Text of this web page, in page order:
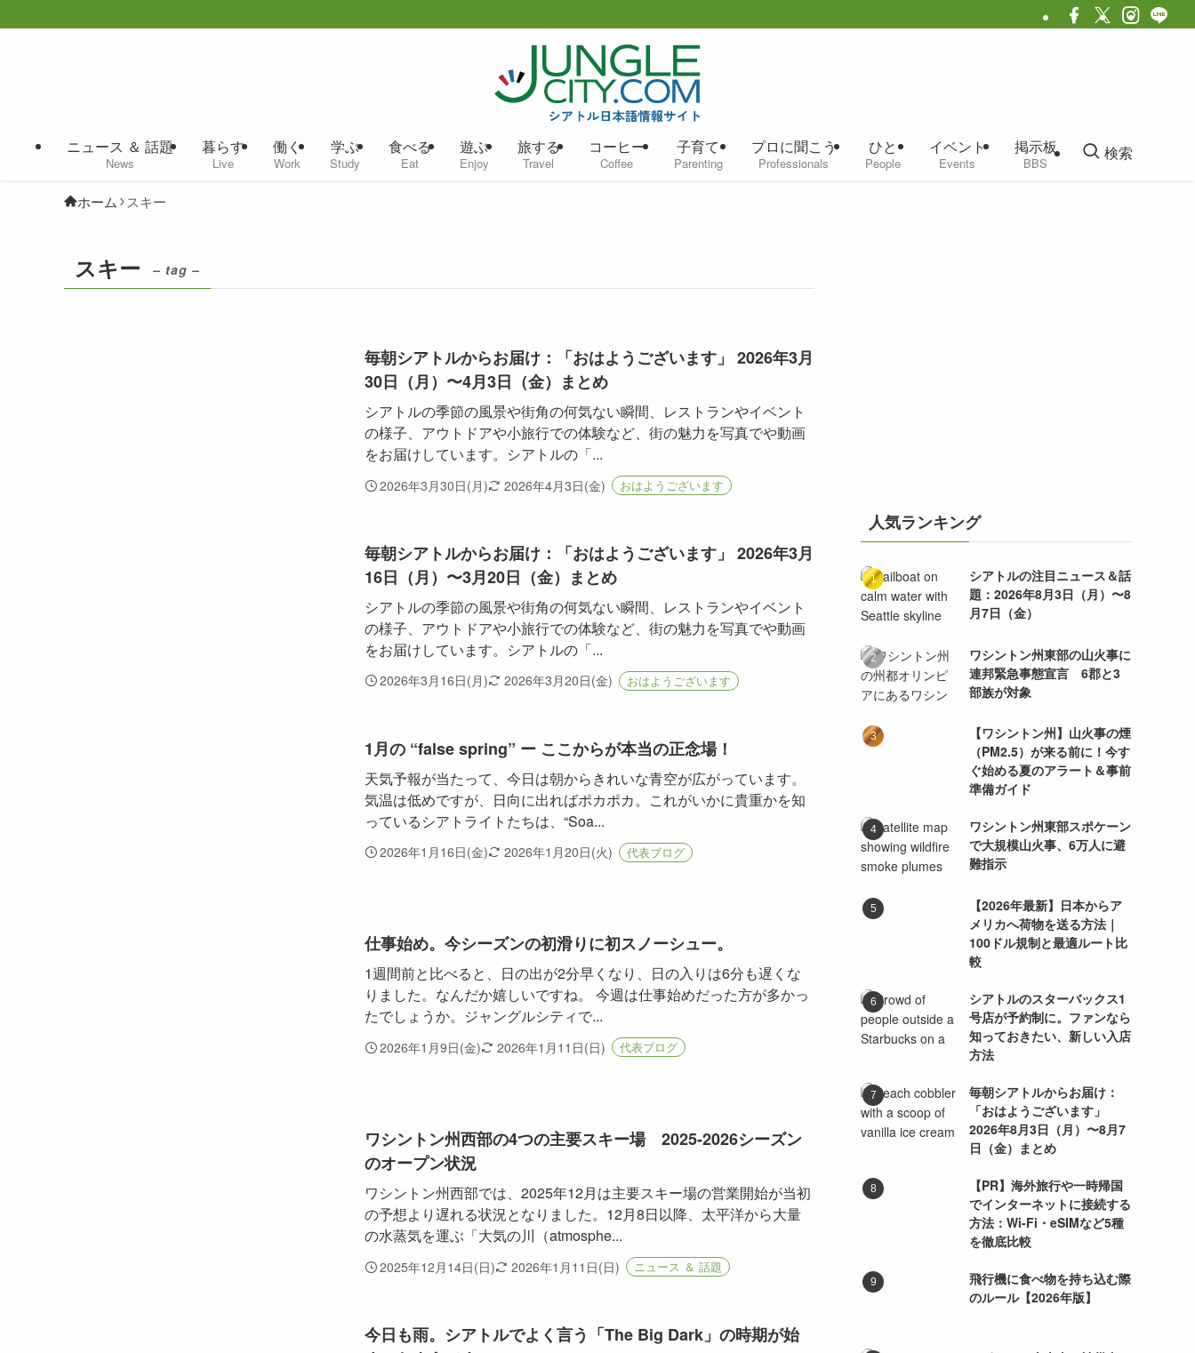
ニュース ＆ 話題
News
暮らす
Live
働く
Work
学ぶ
Study
食べる
Eat
遊ぶ
Enjoy
旅する
Travel
コーヒー
Coffee
子育て
Parenting
プロに聞こう
Professionals
ひと
People
イベント
Events
掲示板
BBS
検索
ホーム スキー
スキー – tag –
毎朝シアトルからお届け：「おはようございます」 2026年3月
30日（月）〜4月3日（金）まとめ
シアトルの季節の風景や街角の何気ない瞬間、レストランやイベント
の様子、アウトドアや小旅行での体験など、街の魅力を写真でや動画
をお届けしています。シアトルの「...
2026年3月30日(月) 2026年4月3日(金) おはようございます
毎朝シアトルからお届け：「おはようございます」 2026年3月
16日（月）〜3月20日（金）まとめ
シアトルの季節の風景や街角の何気ない瞬間、レストランやイベント
の様子、アウトドアや小旅行での体験など、街の魅力を写真でや動画
をお届けしています。シアトルの「...
2026年3月16日(月) 2026年3月20日(金) おはようございます
1月の “false spring” ー ここからが本当の正念場！
天気予報が当たって、今日は朝からきれいな青空が広がっています。
気温は低めですが、日向に出ればポカポカ。これがいかに貴重かを知
っているシアトライトたちは、“Soa...
2026年1月16日(金) 2026年1月20日(火) 代表ブログ
仕事始め。今シーズンの初滑りに初スノーシュー。
1週間前と比べると、日の出が2分早くなり、日の入りは6分も遅くな
りました。なんだか嬉しいですね。 今週は仕事始めだった方が多かっ
たでしょうか。ジャングルシティで...
2026年1月9日(金) 2026年1月11日(日) 代表ブログ
ワシントン州西部の4つの主要スキー場 2025-2026シーズン
のオープン状況
ワシントン州西部では、2025年12月は主要スキー場の営業開始が当初
の予想より遅れる状況となりました。12月8日以降、太平洋から大量
の水蒸気を運ぶ「大気の川（atmosphe...
2025年12月14日(日) 2026年1月11日(日) ニュース ＆ 話題
今日も雨。シアトルでよく言う「The Big Dark」の時期が始
人気ランキング
シアトルの注目ニュース＆話
題：2026年8月3日（月）〜8
月7日（金）
ワシントン州東部の山火事に
連邦緊急事態宣言 6郡と3
部族が対象
【ワシントン州】山火事の煙
（PM2.5）が来る前に！今す
ぐ始める夏のアラート＆事前
準備ガイド
ワシントン州東部スポケーン
で大規模山火事、6万人に避
難指示
【2026年最新】日本からア
メリカへ荷物を送る方法｜
100ドル規制と最適ルート比
較
シアトルのスターバックス1
号店が予約制に。ファンなら
知っておきたい、新しい入店
方法
毎朝シアトルからお届け：
「おはようございます」
2026年8月3日（月）〜8月7
日（金）まとめ
【PR】海外旅行や一時帰国
でインターネットに接続する
方法：Wi-Fi・eSIMなど5種
を徹底比較
飛行機に食べ物を持ち込む際
のルール【2026年版】